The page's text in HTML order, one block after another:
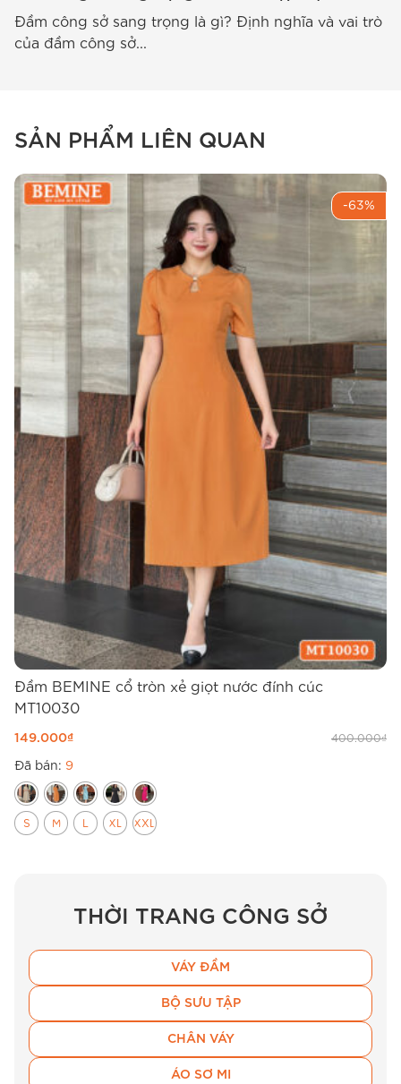
Đầm công sở sang trọng là gì? Định nghĩa và vai trò
của đầm công sở...
SẢN PHẨM LIÊN QUAN
-63%
Đầm BEMINE cổ tròn xẻ giọt nước đính cúc
MT10030
149.000₫ 400.000₫
Đã bán: 9
S M L XL XXL
THỜI TRANG CÔNG SỞ
VÁY ĐẦM
BỘ SƯU TẬP
CHÂN VÁY
ÁO SƠ MI